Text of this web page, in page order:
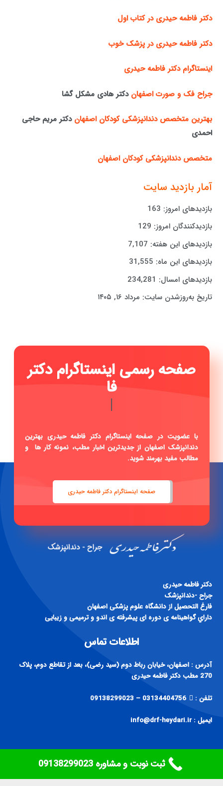
دکتر فاطمه حیدری در کتاب اول
دکتر فاطمه حیدری در پزشک خوب
اینستاگرام دکتر فاطمه حیدری
جراح فک و صورت اصفهان دکتر هادی مشکل گشا
بهترین متخصص دندانپزشکی کودکان اصفهان دکتر مریم حاجی
احمدی
متخصص دندانپزشکی کودکان اصفهان
آمار بازدید سایت
بازدیدهای امروز: 163
بازدیدکنندگان امروز: 129
بازدیدهای این هفته: 7,107
بازدیدهای این ماه: 31,555
بازدیدهای امسال: 234,281
تاریخ به‌روزشدن سایت: مرداد ۱۶, ۱۴۰۵
صفحه رسمی اینستاگرام دکتر
فاطمه حیدری ..
|
با عضویت در صفحه اینستاگرام دکتر فاطمه حیدری بهترین
دندانپزشک اصفهان از جدیدترین اخبار مطب، نمونه کار ها و
مطالب مفید بهرمند شوید.
صفحه اینستاگرام دکتر فاطمه حیدری
دكتر فاطمه حيدری
جراح -دندانپزشک
فارغ التحصيل از دانشگاه علوم پزشكی اصفهان
داراي گواهينامه ی دوره ای پيشرفته ی اندو و ترميمی و زيبايی
اطلاعات تماس
آدرس : اصفهان، خیابان رباط دوم (سید رضی)، بعد از تقاطع دوم، پلاک
270 مطب دکتر فاطمه حیدری
تلفن : 03134404756 – 09138299023
ایمیل : info@drf-heydari.ir
ثبت نوبت و مشاوره ‎09138299023